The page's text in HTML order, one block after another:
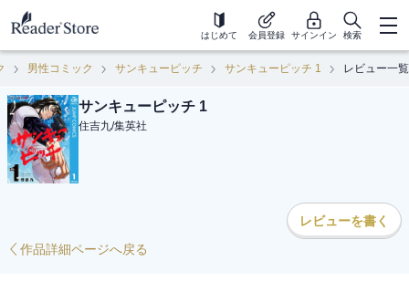
はじめて 会員登録 サインイン 検索
男性コミック サンキューピッチ サンキューピッチ 1 レビュー一覧
サンキューピッチ 1
住吉九/集英社
レビューを書く
作品詳細ページへ戻る